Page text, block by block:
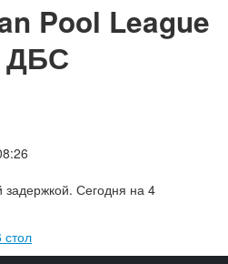
Pool League
ДБС
Сегодня на 4
стол